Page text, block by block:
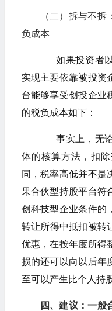
（二）拆与不
负成本
如果投资者以
实现主要依靠被投资
台能够享受创投企业
的税负成本如下：
事实上，无论
体的核算方法，扣
同，税率高低并不是
果合伙型持股平台符
创科技型企业条件的
转让所得中抵扣被转
优惠，在按年度所得
损的还可以向以后年
至可以产生比个人持
四、建议：一般